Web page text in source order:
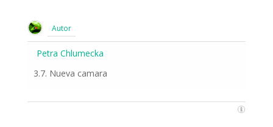
Autor
Petra Chlumecka
3.7. Nueva camara